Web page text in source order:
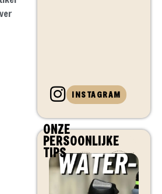
INSTAGRAM
ONZE
PERSOONLIJKE
TIPS